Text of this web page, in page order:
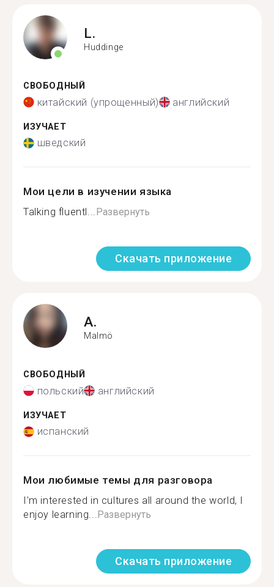
L.
Huddinge
СВОБОДНЫЙ
китайский (упрощенный) английский
ИЗУЧАЕТ
шведский
Мои цели в изучении языка
Talking fluentl...Развернуть
Скачать приложение
A.
Malmö
СВОБОДНЫЙ
польский английский
ИЗУЧАЕТ
испанский
Мои любимые темы для разговора
I'm interested in cultures all around the world, I
enjoy learning...Развернуть
Скачать приложение